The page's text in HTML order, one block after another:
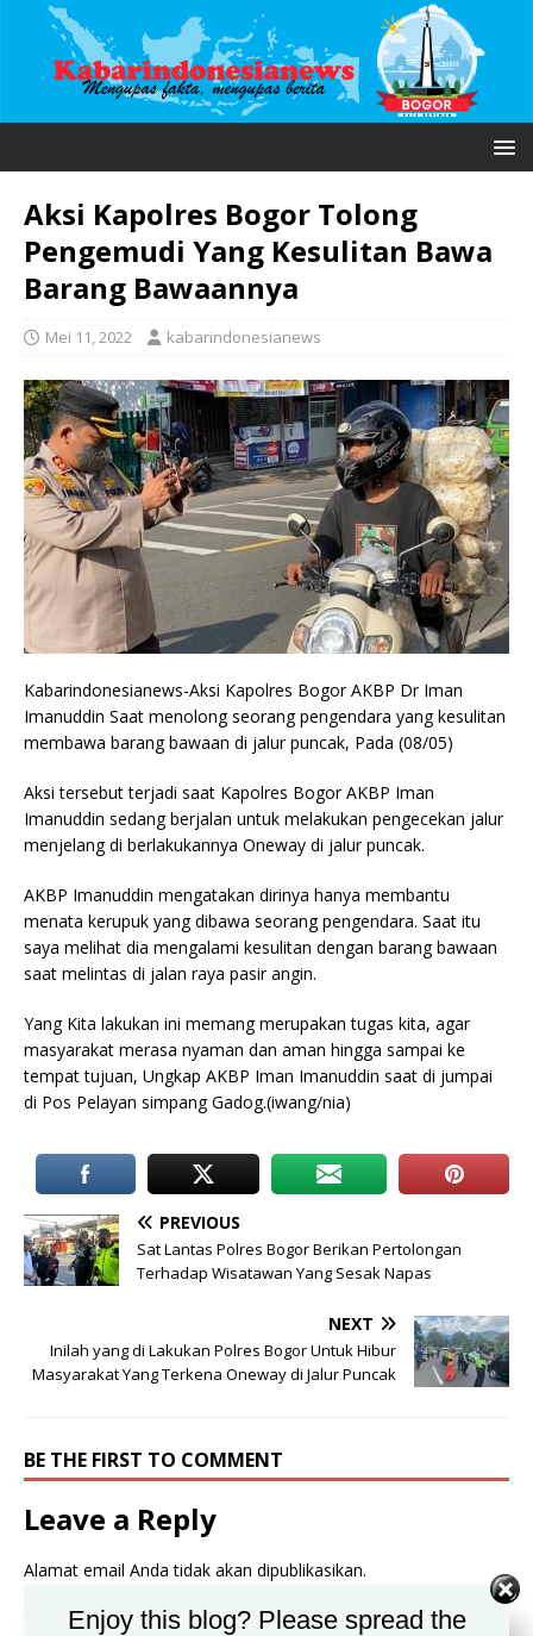
Aksi Kapolres Bogor Tolong
Pengemudi Yang Kesulitan Bawa
Barang Bawaannya
Mei 11, 2022 kabarindonesianews
Kabarindonesianews-Aksi Kapolres Bogor AKBP Dr Iman
Imanuddin Saat menolong seorang pengendara yang kesulitan
membawa barang bawaan di jalur puncak, Pada (08/05)
Aksi tersebut terjadi saat Kapolres Bogor AKBP Iman
Imanuddin sedang berjalan untuk melakukan pengecekan jalur
menjelang di berlakukannya Oneway di jalur puncak.
AKBP Imanuddin mengatakan dirinya hanya membantu
menata kerupuk yang dibawa seorang pengendara. Saat itu
saya melihat dia mengalami kesulitan dengan barang bawaan
saat melintas di jalan raya pasir angin.
Yang Kita lakukan ini memang merupakan tugas kita, agar
masyarakat merasa nyaman dan aman hingga sampai ke
tempat tujuan, Ungkap AKBP Iman Imanuddin saat di jumpai
di Pos Pelayan simpang Gadog.(iwang/nia)
PREVIOUS
Sat Lantas Polres Bogor Berikan Pertolongan
Terhadap Wisatawan Yang Sesak Napas
NEXT
Inilah yang di Lakukan Polres Bogor Untuk Hibur
Masyarakat Yang Terkena Oneway di Jalur Puncak
BE THE FIRST TO COMMENT
Leave a Reply
Alamat email Anda tidak akan dipublikasikan.
KomentarEnjoy this blog? Please spread the